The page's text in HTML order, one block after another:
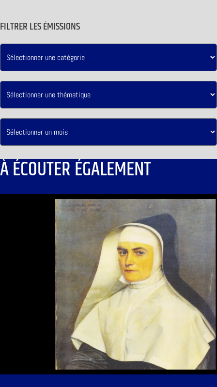
FILTRER LES ÉMISSIONS
À ÉCOUTER ÉGALEMENT